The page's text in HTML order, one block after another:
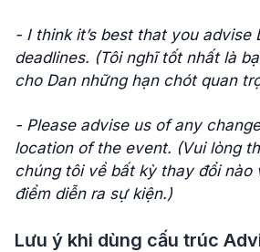
- I think it’s best that you advise
deadlines. (Tôi nghĩ tốt nhất là
cho Dan những hạn chót quan
- Please advise us of any
location of the event. (Vui lòng
chúng tôi về bất kỳ thay đổi nào
điểm diễn ra sự kiện.)
Lưu ý khi dùng cấu trúc